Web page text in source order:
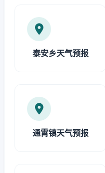
泰安乡天气预报
通霄镇天气预报